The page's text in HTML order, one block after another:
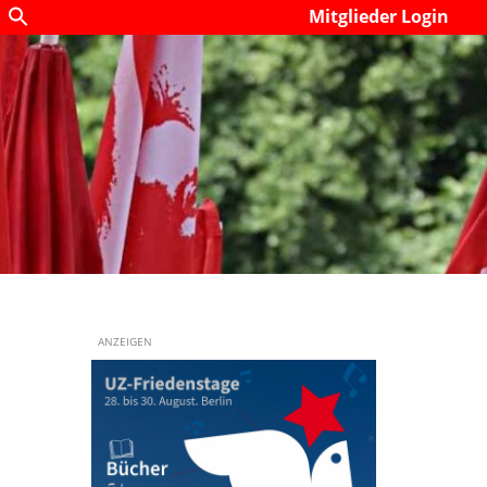
Mitglieder Login
ANZEIGEN